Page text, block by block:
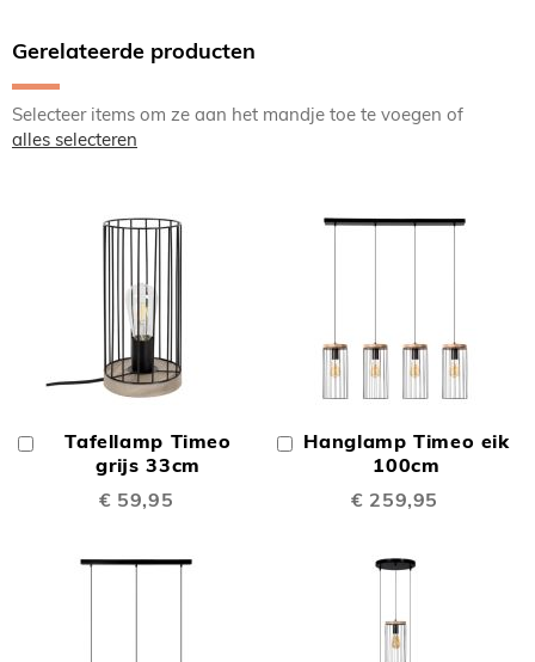
Gerelateerde producten
Selecteer items om ze aan het mandje toe te voegen of
alles selecteren
Tafellamp Timeo
grijs 33cm
€ 59,95
Winkelwagen
Hanglamp Timeo eik
100cm
€ 259,95
In
Winkelwagen